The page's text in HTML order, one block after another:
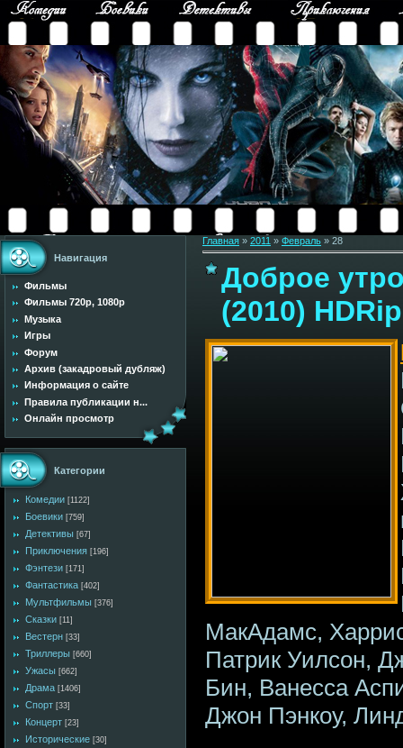
Навигация
Фильмы
Фильмы 720p, 1080p
Музыка
Игры
Форум
Архив (закадровый дубляж)
Информация о сайте
Правила публикации н...
Онлайн просмотр
Категории
Комедии [1122]
Боевики [759]
Детективы [67]
Приключения [196]
Фэнтези [171]
Фантастика [402]
Мультфильмы [376]
Сказки [11]
Вестерн [33]
Триллеры [660]
Ужасы [662]
Драма [1406]
Спорт [33]
Концерт [23]
Исторические [30]
Главная » 2011 » Февраль » 28
Доброе
(2010) HDRip
МакАдамс,
Патрик Уилсон,
Бин, Ванесса
Джон Пэнкоу,